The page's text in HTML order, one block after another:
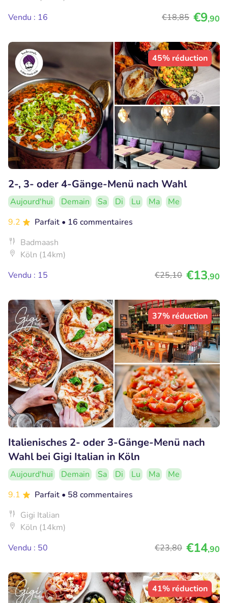
Vendu : 16
€18,85 €9,90
45% réduction
2-, 3- oder 4-Gänge-Menü nach Wahl
Aujourd'hui Demain Sa Di Lu Ma
Me
9.2
Parfait • 16 commentaires
Badmaash
Köln (14km)
Vendu : 15
€25,10 €13,90
37% réduction
Italienisches 2- oder 3-Gänge-Menü nach
Wahl bei Gigi Italian in Köln
Aujourd'hui Demain Sa Di Lu Ma
Me
9.1
Parfait • 58 commentaires
Gigi Italian
Köln (14km)
Vendu : 50
€23,80 €14,90
41% réduction